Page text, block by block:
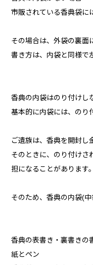
市販されている香典袋に
その場合は、外袋の裏面
書き方は、内袋と同様で
香典の内袋はのり付けし
基本的に内袋には、のり
ご遺族は、香典を開封し
そのときに、のり付けさ
担になることがあります。
そのため、香典の内袋(
香典の表書き・裏書きの
紙とペン